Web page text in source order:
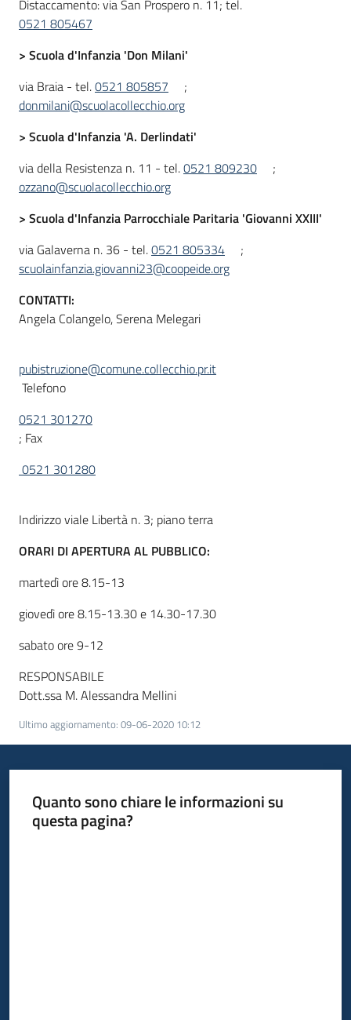
Distaccamento: via San Prospero n. 11; tel.
0521 805467
> Scuola d'Infanzia 'Don Milani'
via Braia - tel.0521 805857
;
donmilani@scuolacollecchio.org
> Scuola d'Infanzia 'A. Derlindati'
via della Resistenza n. 11 - tel.0521 809230
;
ozzano@scuolacollecchio.org
> Scuola d'Infanzia Parrocchiale Paritaria 'Giovanni XXIII'
via Galaverna n. 36 - tel.0521 805334
;
scuolainfanzia.giovanni23@coopeide.org
CONTATTI:
Angela Colangelo, Serena Melegari
pubistruzione@comune.collecchio.pr.it
Telefono
0521 301270
; Fax
0521 301280
Indirizzo viale Libertà n. 3; piano terra
ORARI DI APERTURA AL PUBBLICO:
martedì ore 8.15-13
giovedì ore 8.15-13.30 e 14.30-17.30
sabato ore 9-12
RESPONSABILE
Dott.ssa M. Alessandra Mellini
Ultimo aggiornamento: 09-06-2020 10:12
Quanto sono chiare le informazioni su
questa pagina?